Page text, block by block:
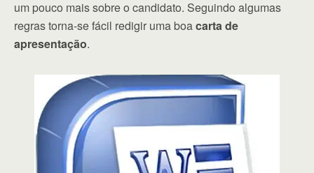
um pouco mais sobre o candidato. Seguindo algumas
regras torna-se fácil redigir uma boacarta de
apresentação.